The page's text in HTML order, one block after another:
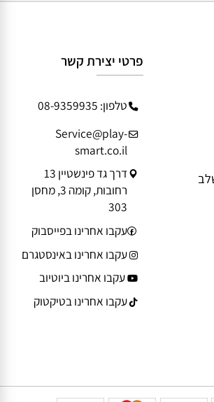
פרטי יצירת קשר
טלפון: 08-9359935
Service@play-
smart.co.il
דרך גד פינשטיין 13
303
עקבו אחרינו בפייסבוק
עקבו אחרינו באינסטגרם